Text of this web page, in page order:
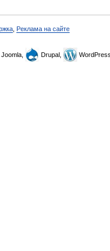
Реклама на сайте
Joomla, Drupal,